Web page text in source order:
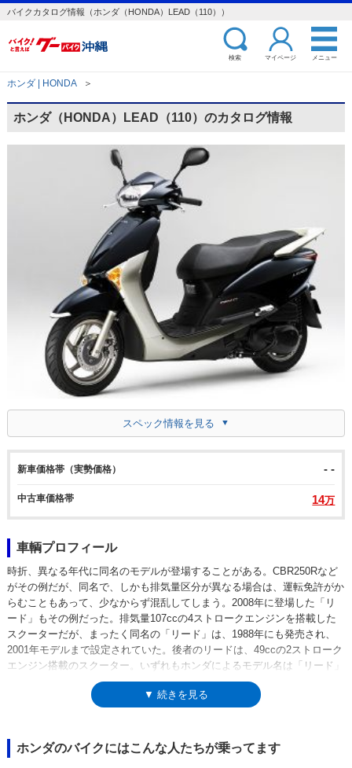
バイクカタログ情報（ホンダ（HONDA）LEAD（110））
検索 マイページ メニュー
ホンダ | HONDA ＞
ホンダ（HONDA）LEAD（110）のカタログ情報
スペック情報を見る
新車価格帯（実勢価格） - -
中古車価格帯 14万
車輌プロフィール
時折、異なる年代に同名のモデルが登場することがある。CBR250Rなど
がその例だが、同名で、しかも排気量区分が異なる場合は、運転免許がか
らむこともあって、少なからず混乱してしまう。2008年に登場した「リ
ード」もその例だった。排気量107ccの4ストロークエンジンを搭載した
スクーターだが、まったく同名の「リード」は、1988年にも発売され、
2001年モデルまで設定されていた。後者のリードは、49ccの2ストローク
エンジン搭載のスクーター。いずれもホンダによるモデル名は「リード」
だが、ここでは、便宜上2008年発売のリードを「リード（110）」、1988
年のリードを「リード（50）」と表記分けした。リード（110）は、平成
ミリと長く、低めのシート高とあいまって、タンデムライドもゆったりと
行うことが可能だった。登場翌年にカラーチェンジと限定モデルの設定を
▼ 続きを見る
ホンダのバイクにはこんな人たちが乗ってます